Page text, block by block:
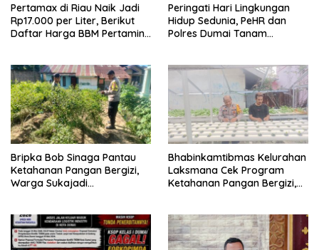
Pertamax di Riau Naik Jadi
Rp17.000 per Liter, Berikut
Daftar Harga BBM Pertamina
Peringati Hari Lingkungan
Hidup Sedunia, PeHR dan
Polres Dumai Tanam
Bripka Bob Sinaga Pantau
Ketahanan Pangan Bergizi,
Warga Sukajadi
Bhabinkamtibmas Kelurahan
Laksmana Cek Program
Ketahanan Pangan Bergizi,